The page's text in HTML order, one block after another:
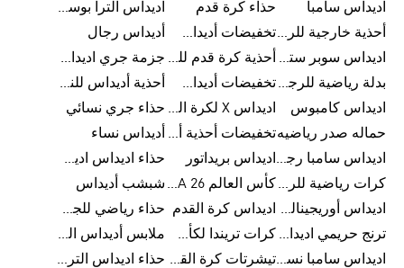
اديداس سامبا
حذاء كرة قدم
اديداس الترا بوست للرجال
أحذية خارجية للرجال
تخفيضات أديداس للرجال
أديداس رجال
اديداس سوبر ستار رجالي
أحذية كرة قدم للرجال
جزمة جري اديداس
بدلة رياضية للرجال
تخفيضات أديداس للنساء
أحذية أديداس للنساء
اديداس كامبوس
اديداس X لكرة القدم حذاء جري نسائي
حماله صدر رياضيه
تخفيضات أحذية أديداس للرجال أديداس نساء
اديداس سامبا رجالي اديداس بريداتور
حذاء اديداس اديستار للرجال
كرات رياضية للرجال
كأس العالم FIFA 26™ شبشب أديداس
اديداس أوريجينالز للنساء
اديداس كرة القدم
حذاء رياضي للجري
ترنج حريمي اديداس
كرات تريندا لكأس العالم FIFA 26™
ملابس أديداس الرياضية
اديداس سامبا نسائي
تيشرتات كرة القدم
حذاء اديداس الترا بوست 22